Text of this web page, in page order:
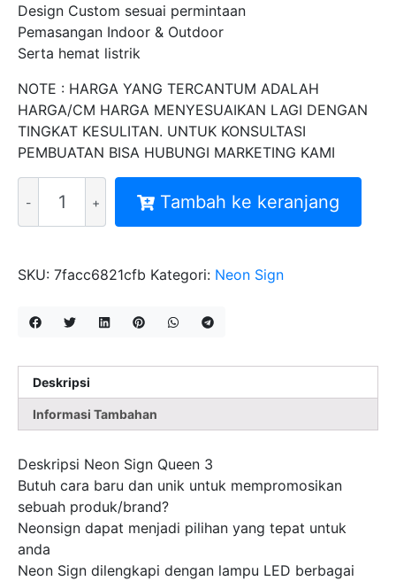
Design Custom sesuai permintaan
Pemasangan Indoor & Outdoor
Serta hemat listrik
NOTE : HARGA YANG TERCANTUM ADALAH
HARGA/CM HARGA MENYESUAIKAN LAGI DENGAN
TINGKAT KESULITAN. UNTUK KONSULTASI
PEMBUATAN BISA HUBUNGI MARKETING KAMI
BIKIN
NEON
QUEEN
Tambah ke keranjang
SKU: 7facc6821cfb Kategori: Neon Sign
Deskripsi
Informasi Tambahan
Deskripsi Neon Sign Queen 3
Butuh cara baru dan unik untuk mempromosikan
sebuah produk/brand?
Neonsign dapat menjadi pilihan yang tepat untuk
anda
Neon Sign dilengkapi dengan lampu LED berbagai